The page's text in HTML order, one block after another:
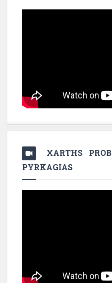
XARTHS
PYRKAGIAS